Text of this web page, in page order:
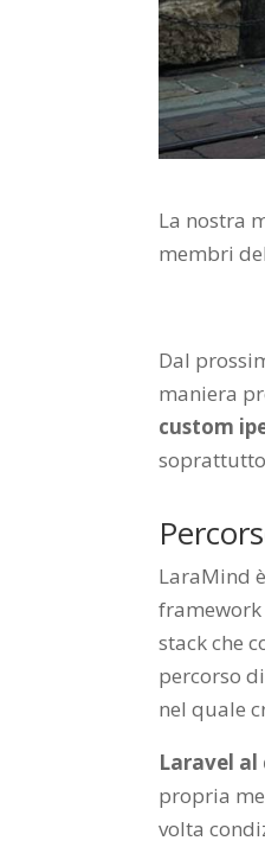
La nostra
membri
Dal
maniera
custom
LaraMind
framework
stack che
percorso
nel quale
Laravel
propria
volta